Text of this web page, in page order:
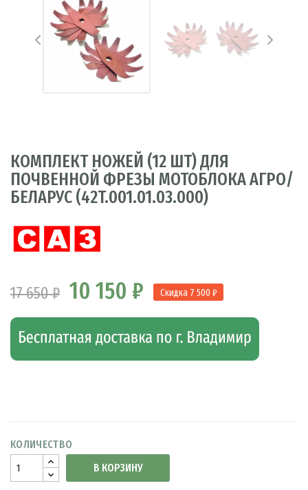
КОМПЛЕКТ НОЖЕЙ (12 ШТ) ДЛЯ
ПОЧВЕННОЙ ФРЕЗЫ МОТОБЛОКА АГРО/
БЕЛАРУС (42T.001.01.03.000)
17 650 ₽ 10 150 ₽ Скидка 7 500 ₽
КОЛИЧЕСТВО
В КОРЗИНУ